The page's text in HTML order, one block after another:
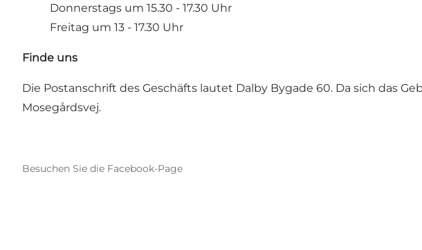
Donnerstags um 15.30 - 17.30 Uhr
Freitag um 13 - 17.30 Uhr
Finde uns
Die Postanschrift des Geschäfts lautet Dalby Bygade 60. Da sich das
Mosegårdsvej.
Besuchen Sie die Facebook-Page